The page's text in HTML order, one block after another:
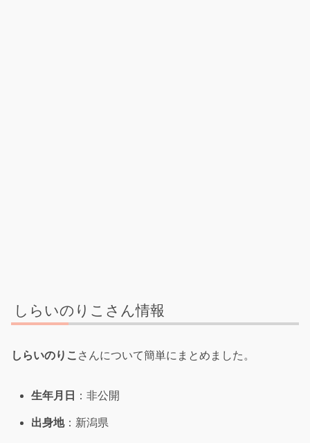
しらいのりこさん情報
しらいのりこ さんについて簡単にまとめました。
生年月日 ：非公開
出身地：新潟県